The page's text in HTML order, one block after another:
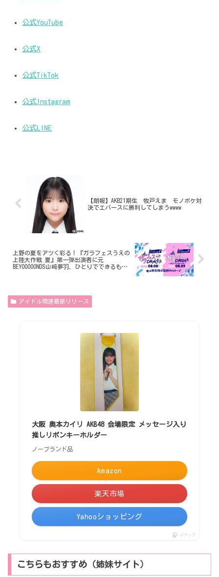
公式YouTube
公式X
公式TikTok
公式Instagram
公式LINE
【朗報】AKB21期生 牧戸えま モノボケ対
決でエバースに勝利してしまうwwww
上野の夏をアツく彩る！『ガラフェスうえの
上陸大作戦 夏』第一弾出演者に元
BEYOOOOONDS山﨑夢羽、ひとりでできるも
アイドル関連最新リリース
大阪 奥本カイリ AKB48 会場限定 メッセージ入り
推しリボンキーホルダー
ノーブランド品
Amazon
楽天市場
Yahooショッピング
ポチップ
こちらもおすすめ（姉妹サイト）